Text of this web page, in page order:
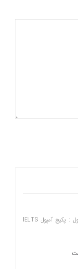
خرید پکیج آموزش زبان انگلیسی آیلتس نام محصول : پکیج آمپول IELTS